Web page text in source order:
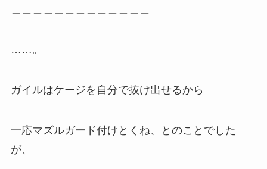
……。
ガイルはケージを自分で抜け出せるから
一応マズルガード付けとくね、とのことでした
が、